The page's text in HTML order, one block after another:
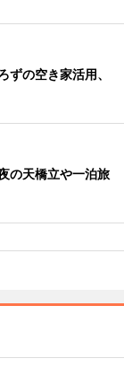
の空き家活用、
の天橋立や一泊旅